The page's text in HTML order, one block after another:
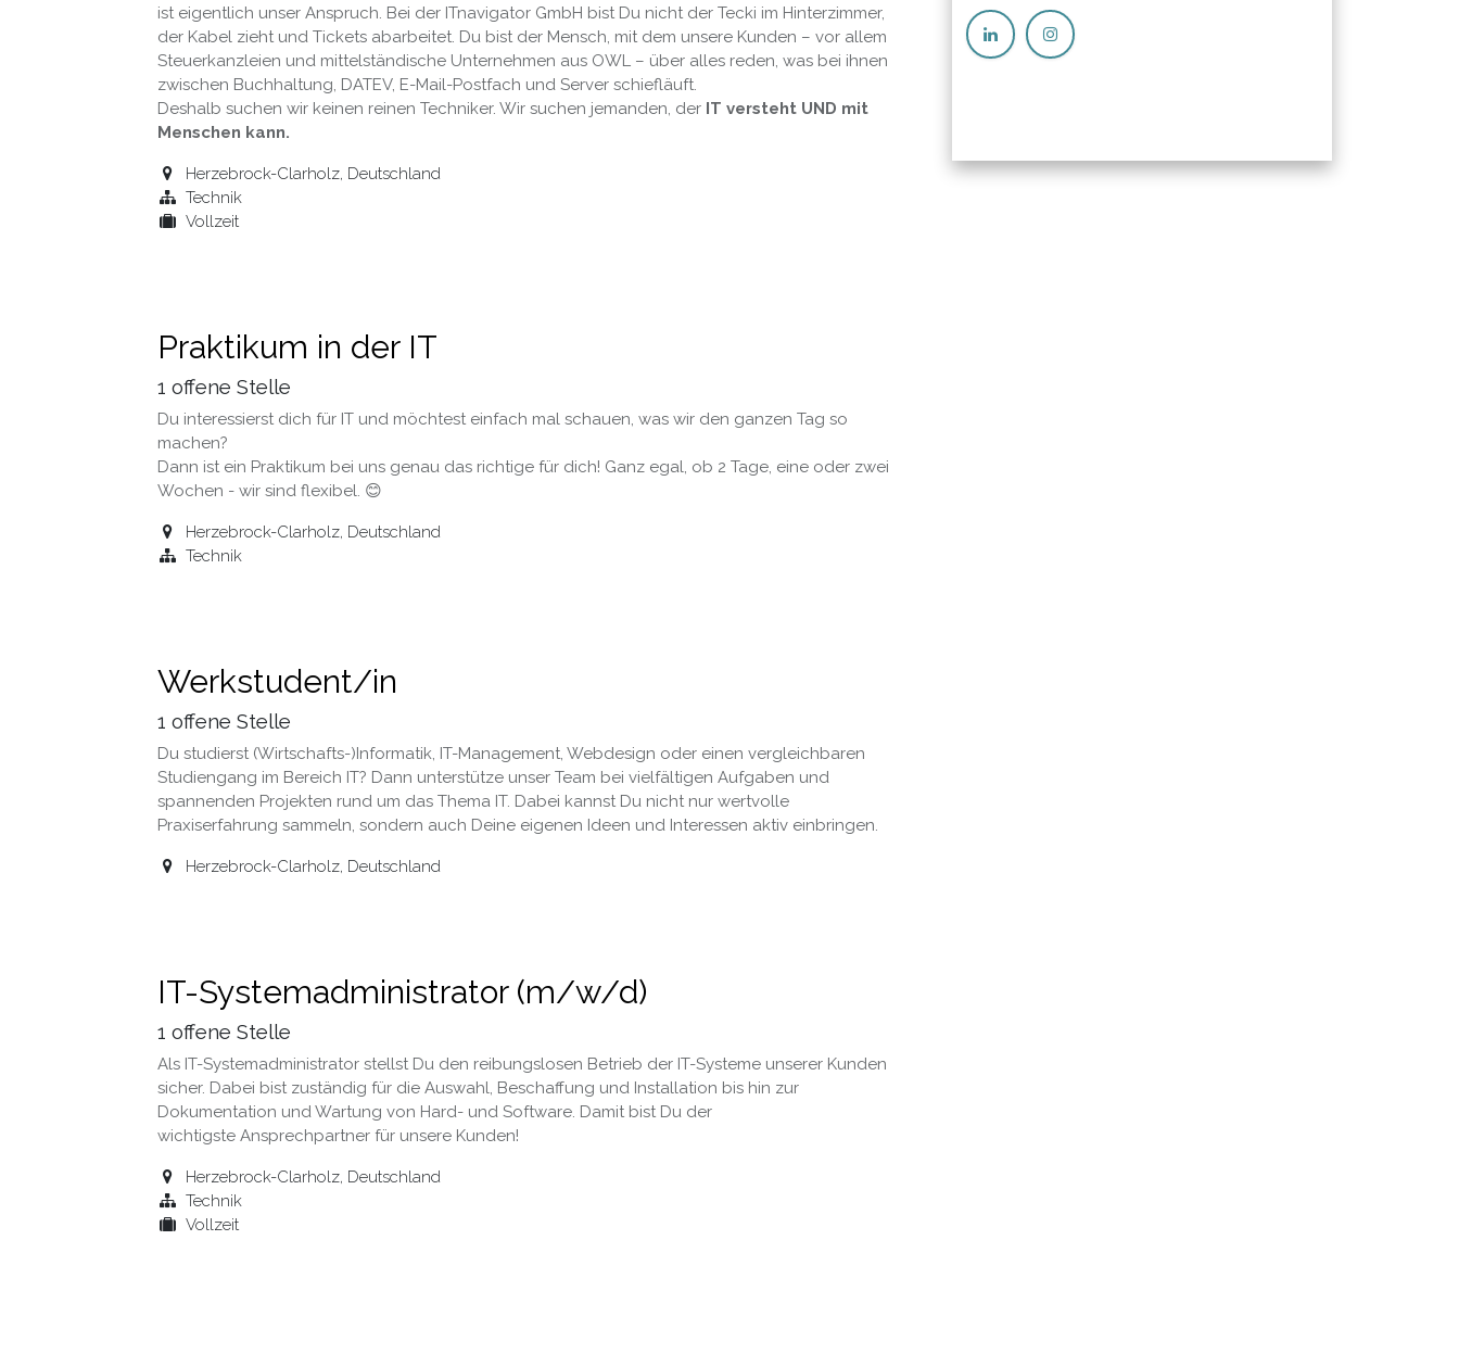
ist eigentlich unser Anspruch. Bei der ITnavigator GmbH bist Du nicht der Tecki im Hinterzimmer,
der Kabel zieht und Tickets abarbeitet. Du bist der Mensch, mit dem unsere Kunden – vor allem
Steuerkanzleien und mittelständische Unternehmen aus OWL – über alles reden, was bei ihnen
zwischen Buchhaltung, DATEV, E-Mail-Postfach und Server schiefläuft.
Deshalb suchen wir keinen reinen Techniker. Wir suchen jemanden, der IT versteht UND mit
Menschen kann.
Herzebrock-Clarholz, Deutschland
Technik
Vollzeit
Praktikum in der IT
1 offene Stelle
Du interessierst dich für IT und möchtest einfach mal schauen, was wir den ganzen Tag so
machen?
Dann ist ein Praktikum bei uns genau das richtige für dich! Ganz egal, ob 2 Tage, eine oder zwei
Wochen - wir sind flexibel. 😊
Herzebrock-Clarholz, Deutschland
Technik
Werkstudent/in
1 offene Stelle
Du studierst (Wirtschafts-)Informatik, IT-Management, Webdesign oder einen vergleichbaren
Studiengang im Bereich IT? Dann unterstütze unser Team bei vielfältigen Aufgaben und
spannenden Projekten rund um das Thema IT. Dabei kannst Du nicht nur wertvolle
Praxiserfahrung sammeln, sondern auch Deine eigenen Ideen und Interessen aktiv einbringen.
Herzebrock-Clarholz, Deutschland
IT-Systemadministrator (m/w/d)
1 offene Stelle
Als IT-Systemadministrator stellst Du den reibungslosen Betrieb der IT-Systeme unserer Kunden
sicher. Dabei bist zuständig für die Auswahl, Beschaffung und Installation bis hin zur
Dokumentation und Wartung von Hard- und Software. Damit bist Du der
wichtigste Ansprechpartner für unsere Kunden!
Herzebrock-Clarholz, Deutschland
Technik
Vollzeit